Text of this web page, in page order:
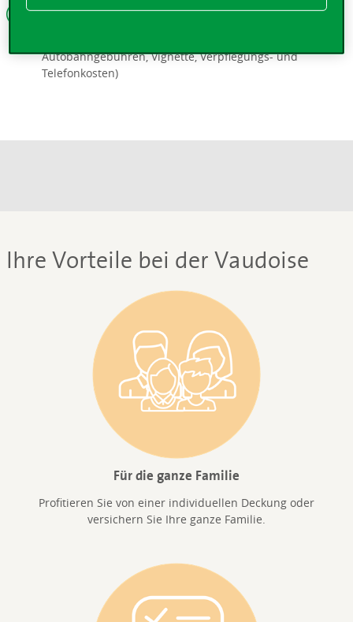
Diverse Kosten
Autobahngebühren, Vignette, Verpflegungs- und
Telefonkosten)
Ihre Vorteile bei der Vaudoise
Für die ganze Familie
Profitieren Sie von einer individuellen Deckung oder
versichern Sie Ihre ganze Familie.